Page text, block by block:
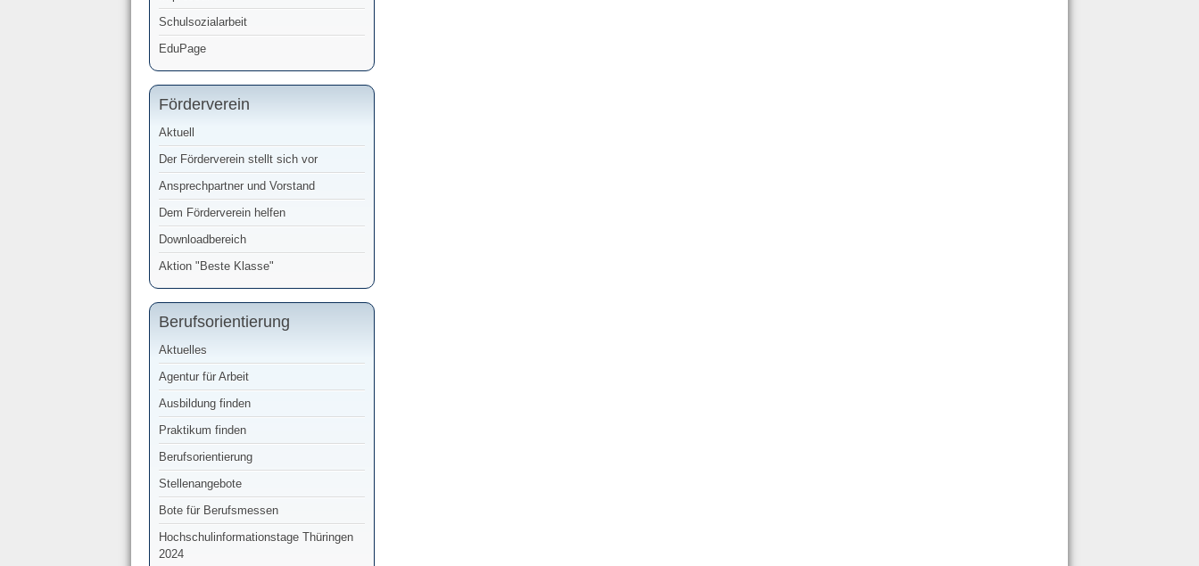
Schulsozialarbeit
EduPage
Förderverein
Aktuell
Der Förderverein stellt sich vor
Ansprechpartner und Vorstand
Dem Förderverein helfen
Downloadbereich
Aktion "Beste Klasse"
Berufsorientierung
Aktuelles
Agentur für Arbeit
Ausbildung finden
Praktikum finden
Berufsorientierung
Stellenangebote
Bote für Berufsmessen
Hochschulinformationstage Thüringen
2024